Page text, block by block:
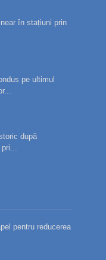
în stațiuni prin
pe ultimul
după
pentru reducerea